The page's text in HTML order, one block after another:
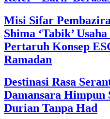
Misi Sifar
Shima ‘Tabik’
Pertaruh Konsep
Ramadan
Destinasi Rasa
Damansara Himpun
Durian Tanpa Had